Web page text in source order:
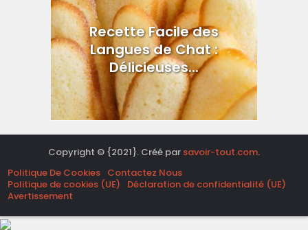
Recette Facile des
Langues de Chat :
Délicieuses...
Copyright © {2021}. Créé par savoir-tout.com.
Politique De Cookies Contactez Nous
Politique de cookies (UE)
Déclaration de confidentialité (UE)
Avertissement